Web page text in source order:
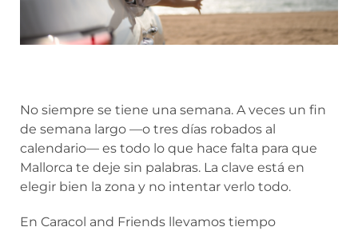
No siempre se tiene una semana. A veces un fin
de semana largo —o tres días robados al
calendario— es todo lo que hace falta para que
Mallorca te deje sin palabras. La clave está en
elegir bien la zona y no intentar verlo todo.
En Caracol and Friends llevamos tiempo